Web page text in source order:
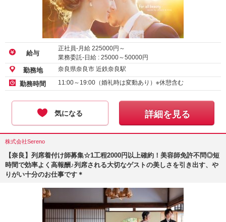
給与
正社員-月給 225000円～
業務委託-日給 : 25000～50000円
勤務地 奈良県奈良市 近鉄奈良駅
勤務時間 11:00～19:00（婚礼時は変動あり）※休憩含む
気になる 詳細を見る
株式会社Sereno
【奈良】列席着付け師募集☆1工程2000円以上確約！美容師免許不問◎短
時間で効率よく高報酬♪列席される大切なゲストの美しさを引き出す、や
りがい十分のお仕事です＊